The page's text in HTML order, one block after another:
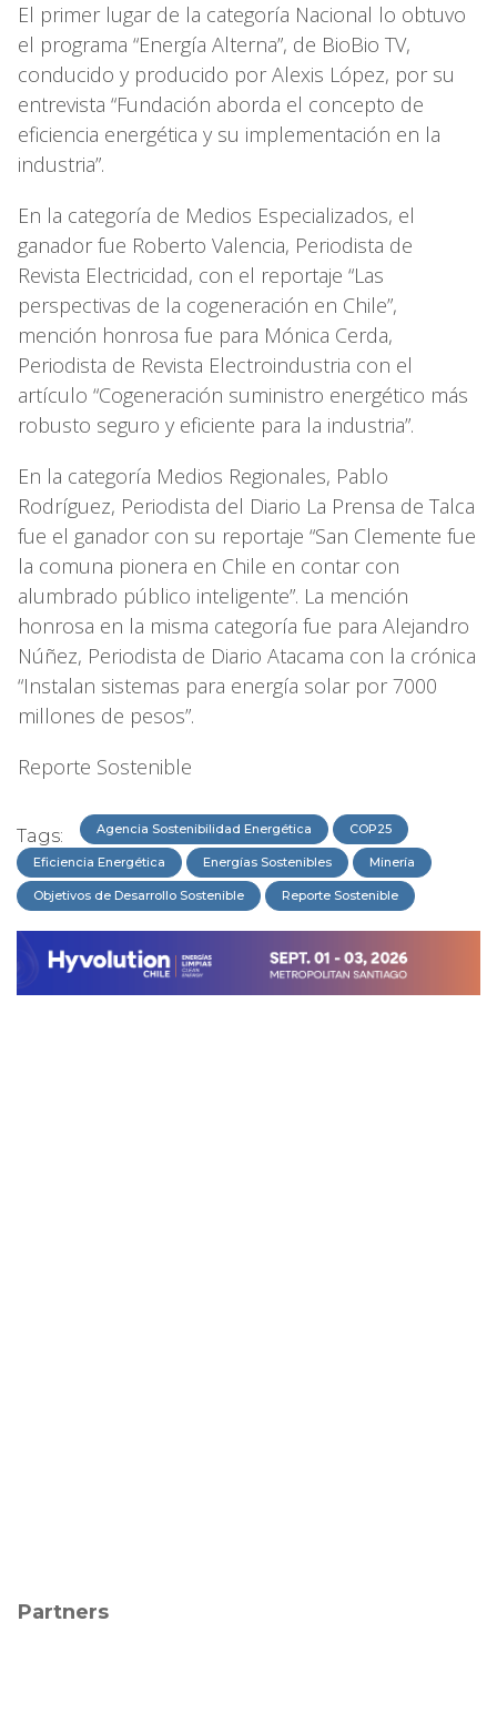
El primer lugar de la categoría Nacional lo obtuvo
el programa “Energía Alterna”, de BioBio TV,
conducido y producido por Alexis López, por su
entrevista “Fundación aborda el concepto de
eficiencia energética y su implementación en la
industria”.
En la categoría de Medios Especializados, el
ganador fue Roberto Valencia, Periodista de
Revista Electricidad, con el reportaje “Las
perspectivas de la cogeneración en Chile”,
mención honrosa fue para Mónica Cerda,
Periodista de Revista Electroindustria con el
artículo “Cogeneración suministro energético más
robusto seguro y eficiente para la industria”.
En la categoría Medios Regionales, Pablo
Rodríguez, Periodista del Diario La Prensa de Talca
fue el ganador con su reportaje “San Clemente fue
la comuna pionera en Chile en contar con
alumbrado público inteligente”. La mención
honrosa en la misma categoría fue para Alejandro
Núñez, Periodista de Diario Atacama con la crónica
“Instalan sistemas para energía solar por 7000
millones de pesos”.
Reporte Sostenible
Tags: Agencia Sostenibilidad Energética COP25
Eficiencia Energética Energías Sostenibles Minería
Objetivos de Desarrollo Sostenible Reporte Sostenible
Partners